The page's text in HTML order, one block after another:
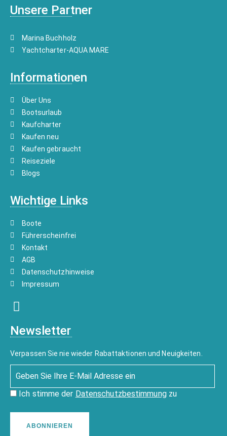
Unsere Partner
Marina Buchholz
Yachtcharter-AQUA MARE
Informationen
Über Uns
Bootsurlaub
Kaufcharter
Kaufen neu
Kaufen gebraucht
Reiseziele
Blogs
Wichtige Links
Boote
Führerscheinfrei
Kontakt
AGB
Datenschutzhinweise
Impressum
Newsletter
Verpassen Sie nie wieder Rabattaktionen und Neuigkeiten.
Ich stimme der Datenschutzbestimmungzu
ABONNIEREN